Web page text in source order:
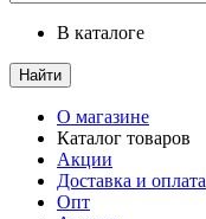
в каталоге
Найти
О магазине
Каталог товаров
Акции
Доставка и оплата
Опт